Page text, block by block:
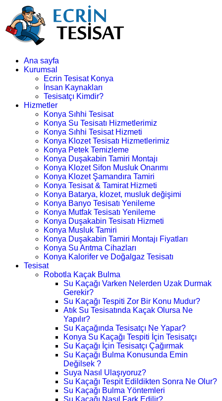
Ana sayfa
Kurumsal
Ecrin Tesisat Konya
İnsan Kaynakları
Tesisatçı Kimdir?
Hizmetler
Konya Sıhhi Tesisat
Konya Su Tesisatı Hizmetlerimiz
Konya Sıhhi Tesisat Hizmeti
Konya Klozet Tesisatı Hizmetlerimiz
Konya Petek Temizleme
Konya Duşakabin Tamiri Montajı
Konya Klozet Sifon Musluk Onarımı
Konya Klozet Şamandıra Tamiri
Konya Tesisat & Tamirat Hizmeti
Konya Batarya, klozet, musluk değişimi
Konya Banyo Tesisatı Yenileme
Konya Mutfak Tesisatı Yenileme
Konya Duşakabin Tesisatı Hizmeti
Konya Musluk Tamiri
Konya Duşakabin Tamiri Montajı Fiyatları
Konya Su Arıtma Cihazları
Konya Kalorifer ve Doğalgaz Tesisatı
Tesisat
Robotla Kaçak Bulma
Su Kaçağı Varken Nelerden Uzak Durmak
Gerekir?
Su Kaçağı Tespiti Zor Bir Konu Mudur?
Atık Su Tesisatında Kaçak Olursa Ne
Yapılır?
Su Kaçağında Tesisatçı Ne Yapar?
Konya Su Kaçağı Tespiti İçin Tesisatçı
Su Kaçağı İçin Tesisatçı Çağırmak
Su Kaçağı Bulma Konusunda Emin
Değilsek ?
Suya Nasıl Ulaşıyoruz?
Su Kaçağı Tespit Edildikten Sonra Ne Olur?
Su Kaçağı Bulma Yöntemleri